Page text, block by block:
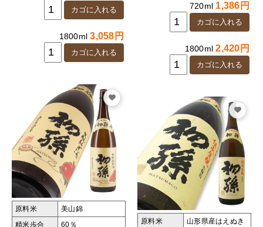
1800ml3,058円
原料米 美山錦
精米歩合 60％
720ml 1,386円
1800ml2,420円
原料米 山形県産はえぬき